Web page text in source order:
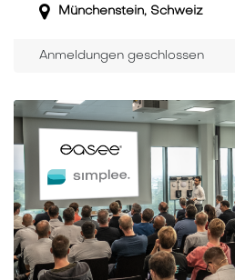
Münchenstein, Schweiz
Anmeldungen geschlossen